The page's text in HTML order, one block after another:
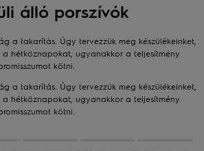
álló porszívók
a takarítás. Úgy tervezzük meg készülékeinket,
hétköznapokat, ugyanakkor a teljesítmény
kötni.
a takarítás. Úgy tervezzük meg készülékeinket,
hétköznapokat, ugyanakkor a teljesítmény
kötni.